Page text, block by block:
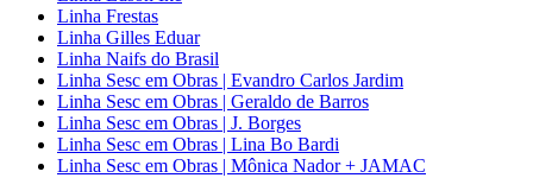
Linha Frestas
Linha Gilles Eduar
Linha Naifs do Brasil
Linha Sesc em Obras | Evandro Carlos Jardim
Linha Sesc em Obras | Geraldo de Barros
Linha Sesc em Obras | J. Borges
Linha Sesc em Obras | Lina Bo Bardi
Linha Sesc em Obras | Mônica Nador + JAMAC